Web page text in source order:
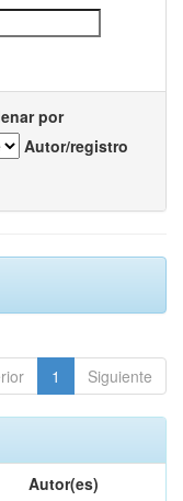
por
Autor/registro
1 Siguiente
Autor(es)